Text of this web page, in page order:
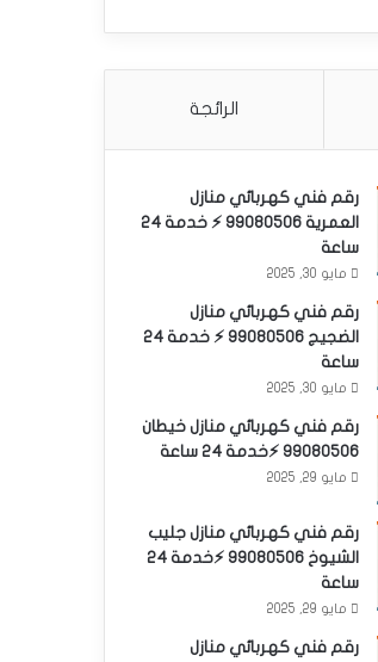
الرائجة
رقم فني كهربائي منازل
العمرية 99080506 ⚡ خدمة 24
ساعة
مايو 30, 2025
رقم فني كهربائي منازل
الضجيج 99080506 ⚡ خدمة 24
ساعة
مايو 30, 2025
رقم فني كهربائي منازل خيطان
99080506 ⚡خدمة 24 ساعة
مايو 29, 2025
رقم فني كهربائي منازل جليب
الشيوخ 99080506 ⚡خدمة 24
ساعة
مايو 29, 2025
رقم فني كهربائي منازل